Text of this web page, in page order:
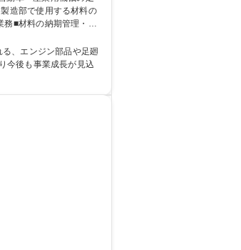
務■材料の納期管理・進
今後も事業成長が見込